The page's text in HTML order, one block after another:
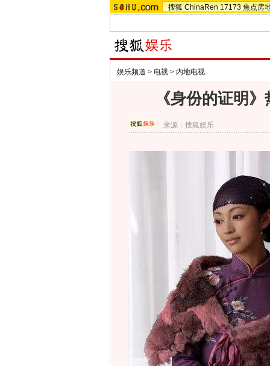
搜狐 ChinaRen 17173 焦点房
娱乐频道 > 电视 > 内地电视
《身份的证明
来源：搜狐娱乐